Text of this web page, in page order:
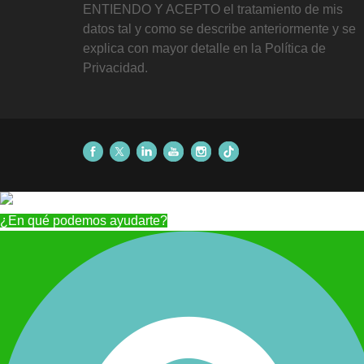
ENTIENDO Y ACEPTO el tratamiento de mis
datos tal y como se describe anteriormente y se
explica con mayor detalle en la Política de
Privacidad.
¿En qué podemos ayudarte?